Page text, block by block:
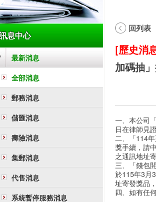
息中心
最新消息
全部消息
郵務消息
儲匯消息
壽險消息
集郵消息
代售消息
系統暫停服務消息
回列表
[歷史消
加碼抽
一、本公司
日在律師見
二、「114
獎手續，請
之通訊地址
三、「錢包
於115年3月
址寄發獎品
四、如有任